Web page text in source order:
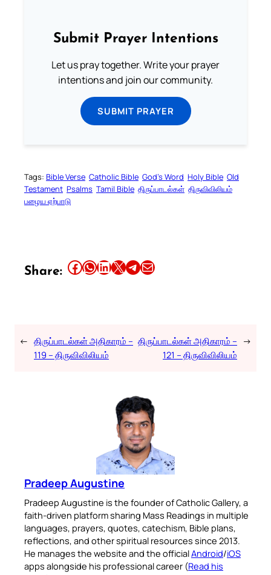
Submit Prayer Intentions
Let us pray together. Write your prayer
intentions and join our community.
SUBMIT PRAYER
Tags: Bible Verse Catholic Bible God’s Word Holy Bible Old
Testament Psalms Tamil Bible திருப்பாடல்கள் திருவிவிலியம்
பழைய ஏற்பாடு
Share: Share this article on Facebook Share this article on WhatsApp Share this article on LinkedIn Share this article on X Share this article on TelegramEmail this Article
← திருப்பாடல்கள் அதிகாரம் –
119 – திருவிவிலியம்
திருப்பாடல்கள் அதிகாரம் –
121 – திருவிவிலியம்
→
Pradeep Augustine
Pradeep Augustine is the founder of Catholic Gallery, a
faith-driven platform sharing Mass Readings in multiple
languages, prayers, quotes, catechism, Bible plans,
reflections, and other spiritual resources since 2013.
He manages the website and the officialAndroid/iOS
apps alongside his professional career (Read his